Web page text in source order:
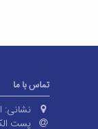
تماس با ما
نشانی:
پست